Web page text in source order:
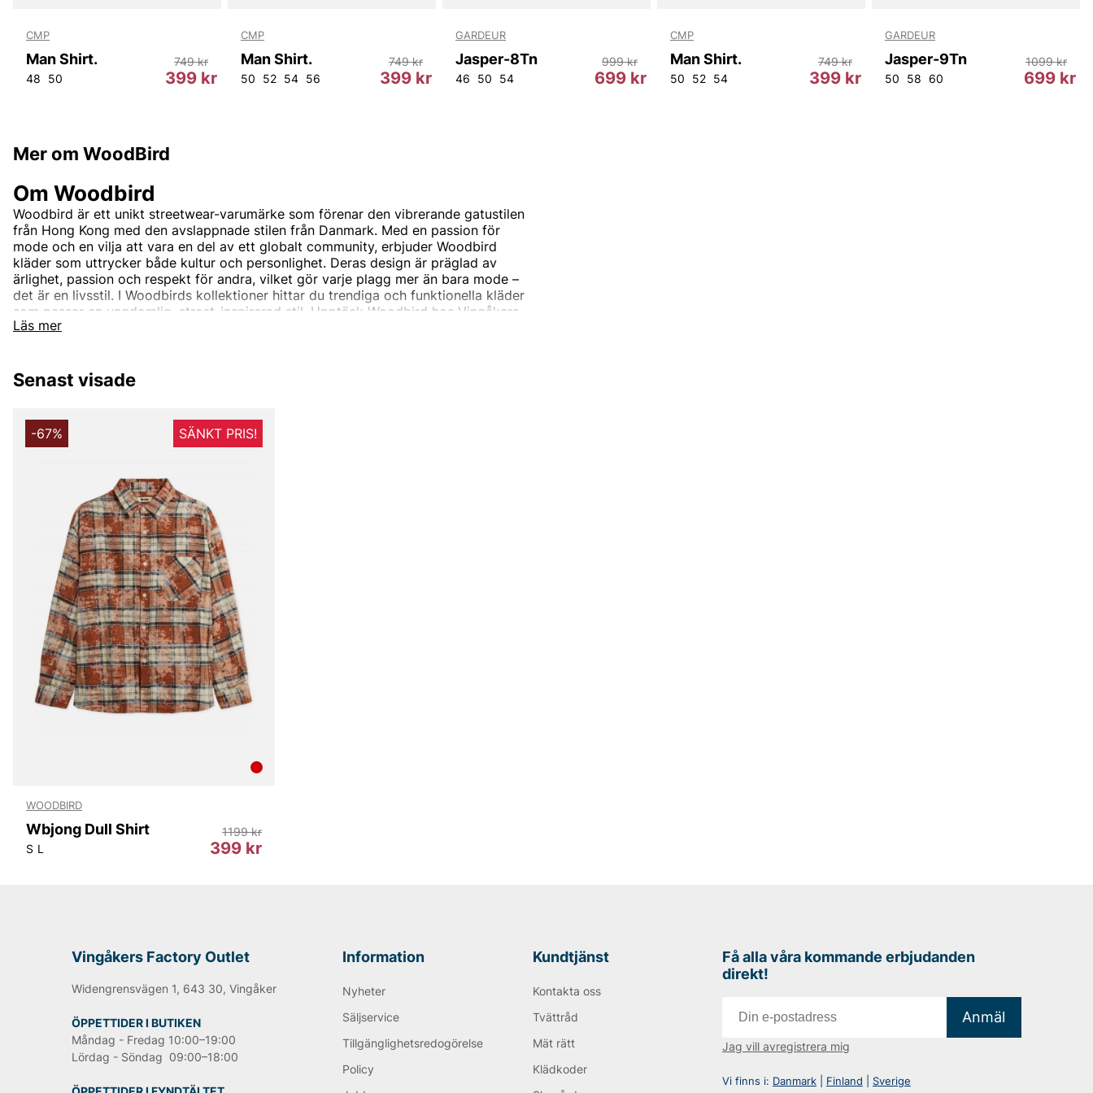
CMP
Man Shirt.
48 50 399 kr
749 kr
CMP
Man Shirt.
50 52 54 56 399 kr
749 kr
GARDEUR
Jasper-8Tn
46 50 54 699 kr
999 kr
CMP
Man Shirt.
50 52 54 399 kr
749 kr
GARDEUR
Jasper-9Tn
50 58 60 699 kr
1099 kr
Mer om WoodBird
Läs mer
Om Woodbird
Woodbird är ett unikt streetwear-varumärke som förenar den vibrerande gatustilen
från Hong Kong med den avslappnade stilen från Danmark. Med en passion för
mode och en vilja att vara en del av ett globalt community, erbjuder Woodbird
kläder som uttrycker både kultur och personlighet. Deras design är präglad av
ärlighet, passion och respekt för andra, vilket gör varje plagg mer än bara mode –
det är en livsstil. I Woodbirds kollektioner hittar du trendiga och funktionella kläder
som passar en ungdomlig, street-inspirerad stil. Upptäck Woodbird hos Vingåkers
Factory Outlet – för den moderna och passionerade modeälskaren.
Senast visade
-67% SÄNKT PRIS!
WOODBIRD
Wbjong Dull Shirt
S L 399 kr
1199 kr
Vingåkers Factory Outlet
Widengrensvägen 1, 643 30, Vingåker
ÖPPETTIDER I BUTIKEN
Måndag - Fredag 10:00–19:00
Lördag - Söndag 09:00–18:00
Information
Nyheter
Säljservice
Tillgänglighetsredogörelse
Policy
Kundtjänst
Kontakta oss
Tvättråd
Mät rätt
Klädkoder
Få alla våra kommande erbjudanden
direkt!
Anmäl
Jag vill avregistrera mig
Vi finns i: Danmark| Finland Sverige